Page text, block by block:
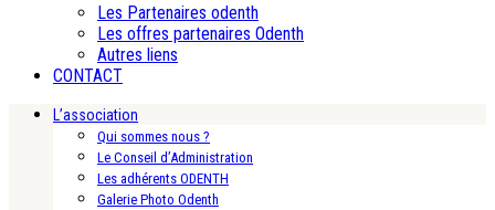
Les Partenaires odenth
Les offres partenaires Odenth
Autres liens
CONTACT
L’association
Qui sommes nous ?
Le Conseil d’Administration
Les adhérents ODENTH
Galerie Photo Odenth